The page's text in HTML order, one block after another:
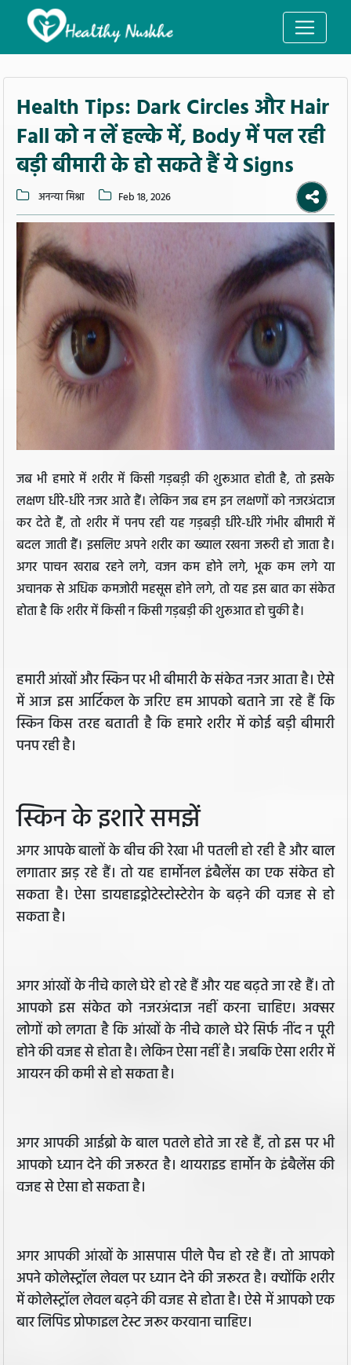
Health Tips: Dark Circles और Hair
Fall को न लें हल्के में, Body में पल रही
बड़ी बीमारी के हो सकते हैं ये Signs
अनन्या मिश्रा Feb 18, 2026
जब भी हमारे में शरीर में किसी गड़बड़ी की शुरूआत होती है, तो इसके
लक्षण धीरे-धीरे नजर आते हैं। लेकिन जब हम इन लक्षणों को नजरअंदाज
कर देते हैं, तो शरीर में पनप रही यह गड़बड़ी धीरे-धीरे गंभीर बीमारी में
बदल जाती हैं। इसलिए अपने शरीर का ख्याल रखना जरूरी हो जाता है।
अगर पाचन खराब रहने लगे, वजन कम होने लगे, भूक कम लगे या
अचानक से अधिक कमजोरी महसूस होने लगे, तो यह इस बात का संकेत
होता है कि शरीर में किसी न किसी गड़बड़ी की शुरूआत हो चुकी है।
हमारी आंखों और स्किन पर भी बीमारी के संकेत नजर आता है। ऐसे
में आज इस आर्टिकल के जरिए हम आपको बताने जा रहे हैं कि
स्किन किस तरह बताती है कि हमारे शरीर में कोई बड़ी बीमारी
पनप रही है।
स्किन के इशारे समझें
अगर आपके बालों के बीच की रेखा भी पतली हो रही है और बाल
लगातार झड़ रहे हैं। तो यह हार्मोनल इंबैलेंस का एक संकेत हो
सकता है। ऐसा डायहाइड्रोटेस्टोस्टेरोन के बढ़ने की वजह से हो
सकता है।
अगर आंखों के नीचे काले घेरे हो रहे हैं और यह बढ़ते जा रहे हैं। तो
आपको इस संकेत को नजरअंदाज नहीं करना चाहिए। अक्सर
लोगों को लगता है कि आंखों के नीचे काले घेरे सिर्फ नींद न पूरी
होने की वजह से होता है। लेकिन ऐसा नहीं है। जबकि ऐसा शरीर में
आयरन की कमी से हो सकता है।
अगर आपकी आईब्रो के बाल पतले होते जा रहे हैं, तो इस पर भी
आपको ध्यान देने की जरूरत है। थायराइड हार्मोन के इंबैलेंस की
वजह से ऐसा हो सकता है।
अगर आपकी आंखों के आसपास पीले पैच हो रहे हैं। तो आपको
अपने कोलेस्ट्रॉल लेवल पर ध्यान देने की जरूरत है। क्योंकि शरीर
में कोलेस्ट्रॉल लेवल बढ़ने की वजह से होता है। ऐसे में आपको एक
बार लिपिड प्रोफाइल टेस्ट जरूर करवाना चाहिए।